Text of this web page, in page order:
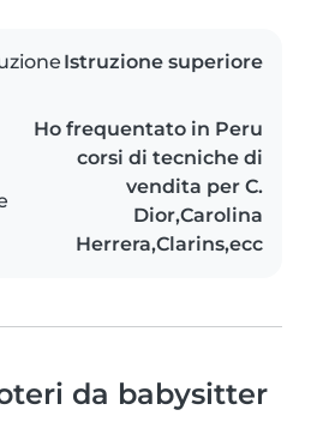
Istruzione superiore
Ho frequentato in Peru
corsi di tecniche di
vendita per C.
Dior,Carolina
Herrera,Clarins,ecc
da babysitter